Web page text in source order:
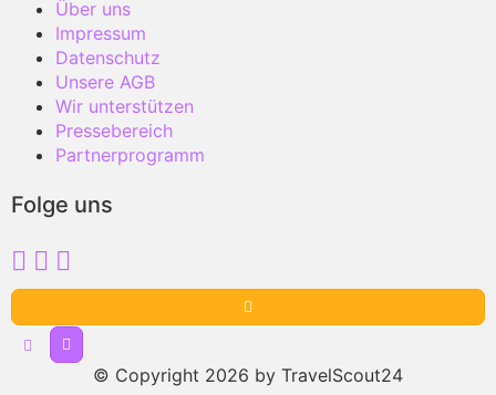
Über uns
Impressum
Datenschutz
Unsere AGB
Wir unterstützen
Pressebereich
Partnerprogramm
Folge uns
© Copyright 2026 by TravelScout24